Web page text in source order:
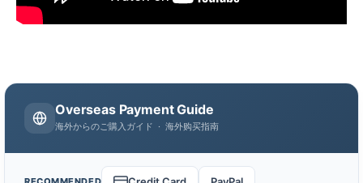
Overseas Payment Guide
海外からのご購入ガイド · 海外购买指南